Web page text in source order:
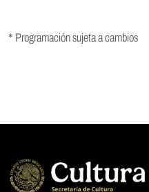
* Programación sujeta a cambios